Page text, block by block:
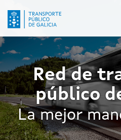
contenido
principal
Red de
público
La mejor